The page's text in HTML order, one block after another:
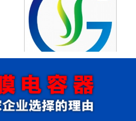
浙江格瑶科技股份有限公司